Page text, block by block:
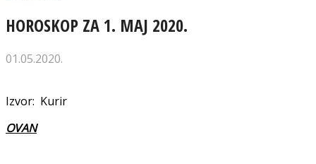
HOROSKOP ZA 1. MAJ 2020.
01.05.2020.
Izvor: Kurir
OVAN